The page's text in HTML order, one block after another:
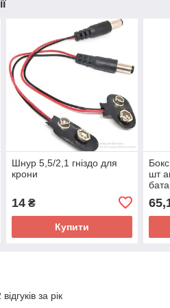
Шнур 5,5/2,1 гніздо для
крони
14₴
Купити
шт
за рік